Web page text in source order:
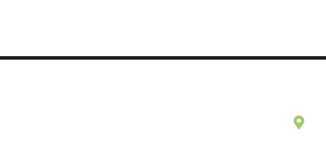
